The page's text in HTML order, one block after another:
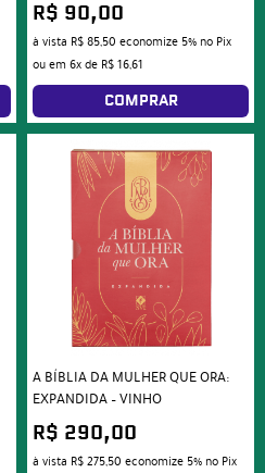
R$ 90,00
à vista R$ 85,50 economize 5% no Pix
ou em 6xde R$ 16,61
COMPRAR
A BÍBLIA DA MULHER QUE ORA:
EXPANDIDA – VINHO
R$ 290,00
à vista R$ 275,50 economize 5% no Pix